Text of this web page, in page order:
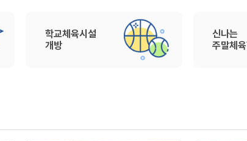
학교체육시설
개방
신나는
주말체